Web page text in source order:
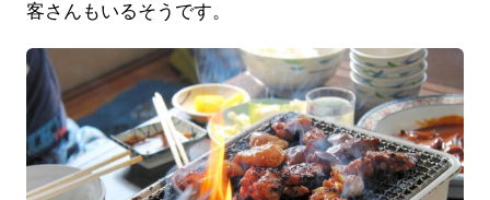
客さんもいるそうです。